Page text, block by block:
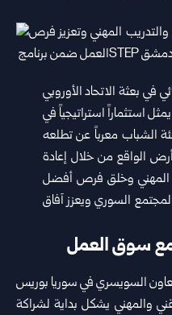
في بعثة الاتحاد الأوروبي
استثماراً استراتيجياً في
الشباب معرباً عن تطلعه
الواقع من خلال إعادة
المهني وخلق فرص أفضل
السوري ويعزز آفاق
مع سوق العمل
السويسري في سوريا بوريس
والمهني يشكل ‏بداية لشراكة